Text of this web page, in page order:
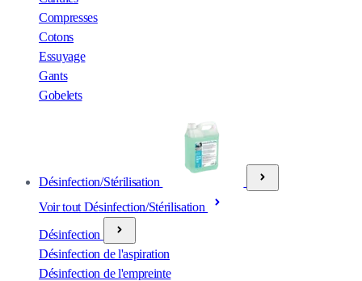
Compresses
Cotons
Essuyage
Gants
Gobelets
Désinfection/Stérilisation
Voir tout Désinfection/Stérilisation
Désinfection
Désinfection de l'aspiration
Désinfection de l'empreinte